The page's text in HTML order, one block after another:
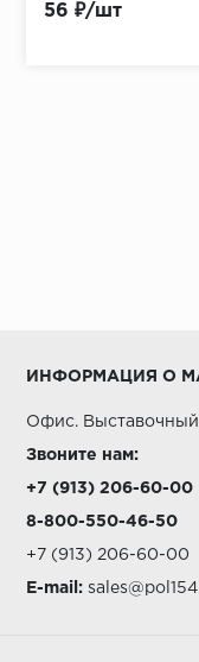
56 ₽/шт
ИНФОРМАЦИЯ О
Офис. Выставочный
Звоните нам:
+7 (913) 206-60-00
8-800-550-46-50
+7 (913) 206-60-00
E-mail: